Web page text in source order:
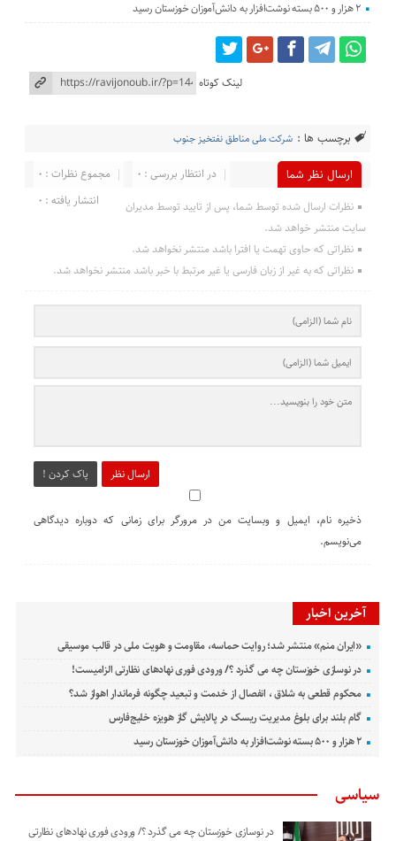
۲ هزار و ۵۰۰ بسته نوشت‌افزار به دانش‌آموزان خوزستان رسید
لینک کوتاه
برچسب ها : شرکت ملی مناطق نفتخیز جنوب
ارسال نظر شما مجموع نظرات : 0
در انتظار بررسی : 0
انتشار یافته : 0
نظرات ارسال شده توسط شما، پس از تایید توسط مدیران
سایت منتشر خواهد شد.
نظراتی که حاوی تهمت یا افترا باشد منتشر نخواهد شد.
نظراتی که به غیر از زبان فارسی یا غیر مرتبط با خبر باشد منتشر نخواهد شد.
ارسال نظر پاک کردن !
ذخیره نام، ایمیل و وبسایت من در مرورگر برای زمانی که دوباره دیدگاهی
می‌نویسم.
آخرین اخبار
«ایران منم» منتشر شد؛ روایت حماسه، مقاومت و هویت ملی در قالب موسیقی
در نوسازی خوزستان چه می گذرد ؟/ ورودی فوری نهادهای نظارتی الزامیست!
محکوم قطعی به شلاق ، انفصال از خدمت و تبعید چگونه فرماندار اهواز شد؟
گام بلند برای بلوغ مدیریت ریسک در پالایش گاز هویزه خلیج‌فارس
۲ هزار و ۵۰۰ بسته نوشت‌افزار به دانش‌آموزان خوزستان رسید
سیاسی
در نوسازی خوزستان چه می گذرد ؟/ ورودی فوری نهادهای نظارتی